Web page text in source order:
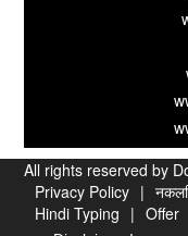
All rights reserved by
Privacy Policy |
Hindi Typing | Offer